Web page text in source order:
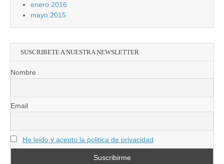
enero 2016
mayo 2015
SUSCRIBETE A NUESTRA NEWSLETTER
Nombre
Email
He leido y acepto la politica de privacidad